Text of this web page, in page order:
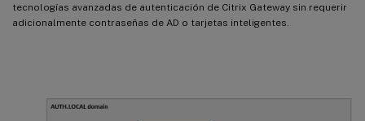
tecnologías avanzadas de autenticación de Citrix Gateway sin requerir
adicionalmente contraseñas de AD o tarjetas inteligentes.